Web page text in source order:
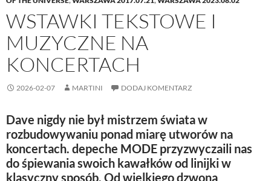
WSTAWKI TEKSTOWE I
MUZYCZNE NA
KONCERTACH
2026-02-07 MARTINI DODAJ KOMENTARZ
Dave nigdy nie był mistrzem świata w
rozbudowywaniu ponad miarę utworów na
koncertach. depeche MODE przyzwyczaili nas
do śpiewania swoich kawałków od linijki w
klasyczny sposób. Od wielkiego dzwona